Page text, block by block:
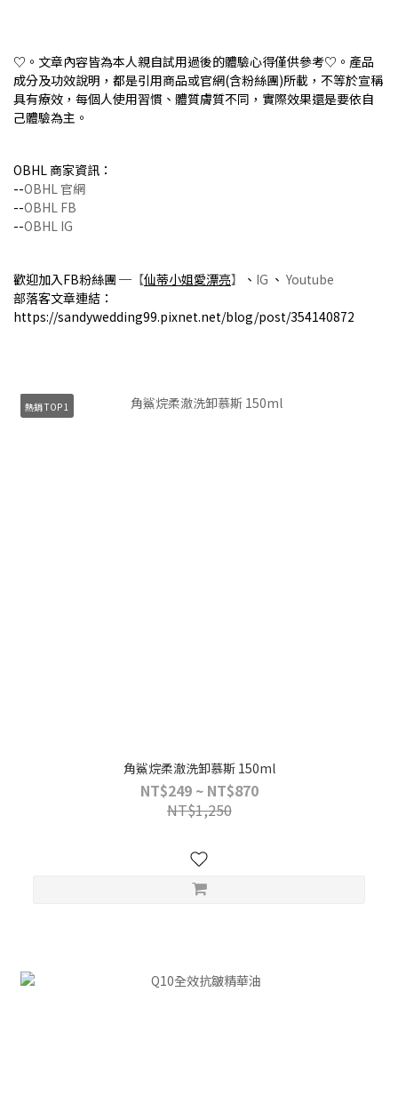
♡。文章內容皆為本人親自試用過後的體驗心得僅供參考♡。產品
成分及功效說明，都是引用商品或官網(含粉絲團)所載，不等於宣稱
具有療效，每個人使用習慣、體質膚質不同，實際效果還是要依自
己體驗為主。
OBHL 商家資訊：
--OBHL 官網
--OBHL FB
--OBHL IG
歡迎加入FB粉絲團 ─ 【仙蒂小姐愛漂亮】 、 IG 、 Youtube
部落客文章連結：
https://sandywedding99.pixnet.net/blog/post/354140872
熱銷 TOP 1
角鯊烷柔澈洗卸慕斯 150ml
NT$249 ~ NT$870
NT$1,250